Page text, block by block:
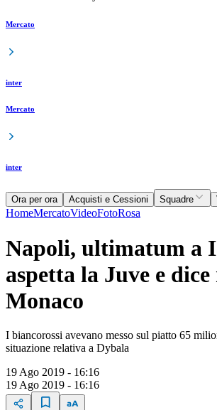
Mercato
inter
Mercato
inter
Ora per ora Acquisti e Cessioni Squadre
HomeMercatoVideoFotoRosa
Napoli, ultimatum a
aspetta la Juve e dice
Monaco
I biancorossi avevano messo sul piatto 65
situazione relativa a Dybala
19 Ago 2019 - 16:16
19 Ago 2019 - 16:16